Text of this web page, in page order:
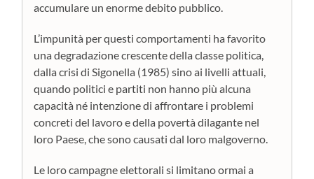
accumulare un enorme debito pubblico.
L’impunità per questi comportamenti ha favorito
una degradazione crescente della classe politica,
dalla crisi di Sigonella (1985) sino ai livelli attuali,
quando politici e partiti non hanno più alcuna
capacità né intenzione di affrontare i problemi
concreti del lavoro e della povertà dilagante nel
loro Paese, che sono causati dal loro malgoverno.
Le loro campagne elettorali si limitano ormai a